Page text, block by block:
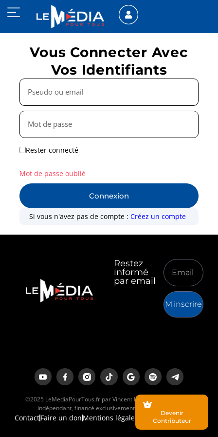
Vous Connecter Avec
Vos Identifiants
Rester connecté
Connexion
Mot de passe oublié
Si vous n'avez pas de compte :Créez un compte
Restez
informé
par email
M'inscrire
©2025 LeMediaPourTous.fr par Vincent Lapierre est un média
indépendant, financé exclusivement par ses lecteurs.
ContactFaire un don Mentions légales
Devenir
Contributeur